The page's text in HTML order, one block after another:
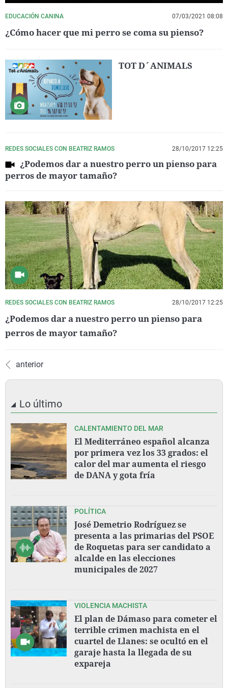
EDUCACIÓN CANINA 07/03/2021 08:08
¿Cómo hacer que mi perro se coma su pienso?
TOT D´ANIMALS
REDES SOCIALES CON BEATRIZ RAMOS 28/10/2017 12:25
¿Podemos dar a nuestro perro un pienso para
perros de mayor tamaño?
REDES SOCIALES CON BEATRIZ RAMOS 28/10/2017 12:25
¿Podemos dar a nuestro perro un pienso para
perros de mayor tamaño?
anterior
Lo último
CALENTAMIENTO DEL MAR
El Mediterráneo español alcanza
por primera vez los 33 grados: el
calor del mar aumenta el riesgo
de DANA y gota fría
POLÍTICA
José Demetrio Rodríguez se
presenta a las primarias del PSOE
de Roquetas para ser candidato a
alcalde en las elecciones
municipales de 2027
VIOLENCIA MACHISTA
El plan de Dámaso para cometer el
terrible crimen machista en el
cuartel de Llanes: se ocultó en el
garaje hasta la llegada de su
expareja